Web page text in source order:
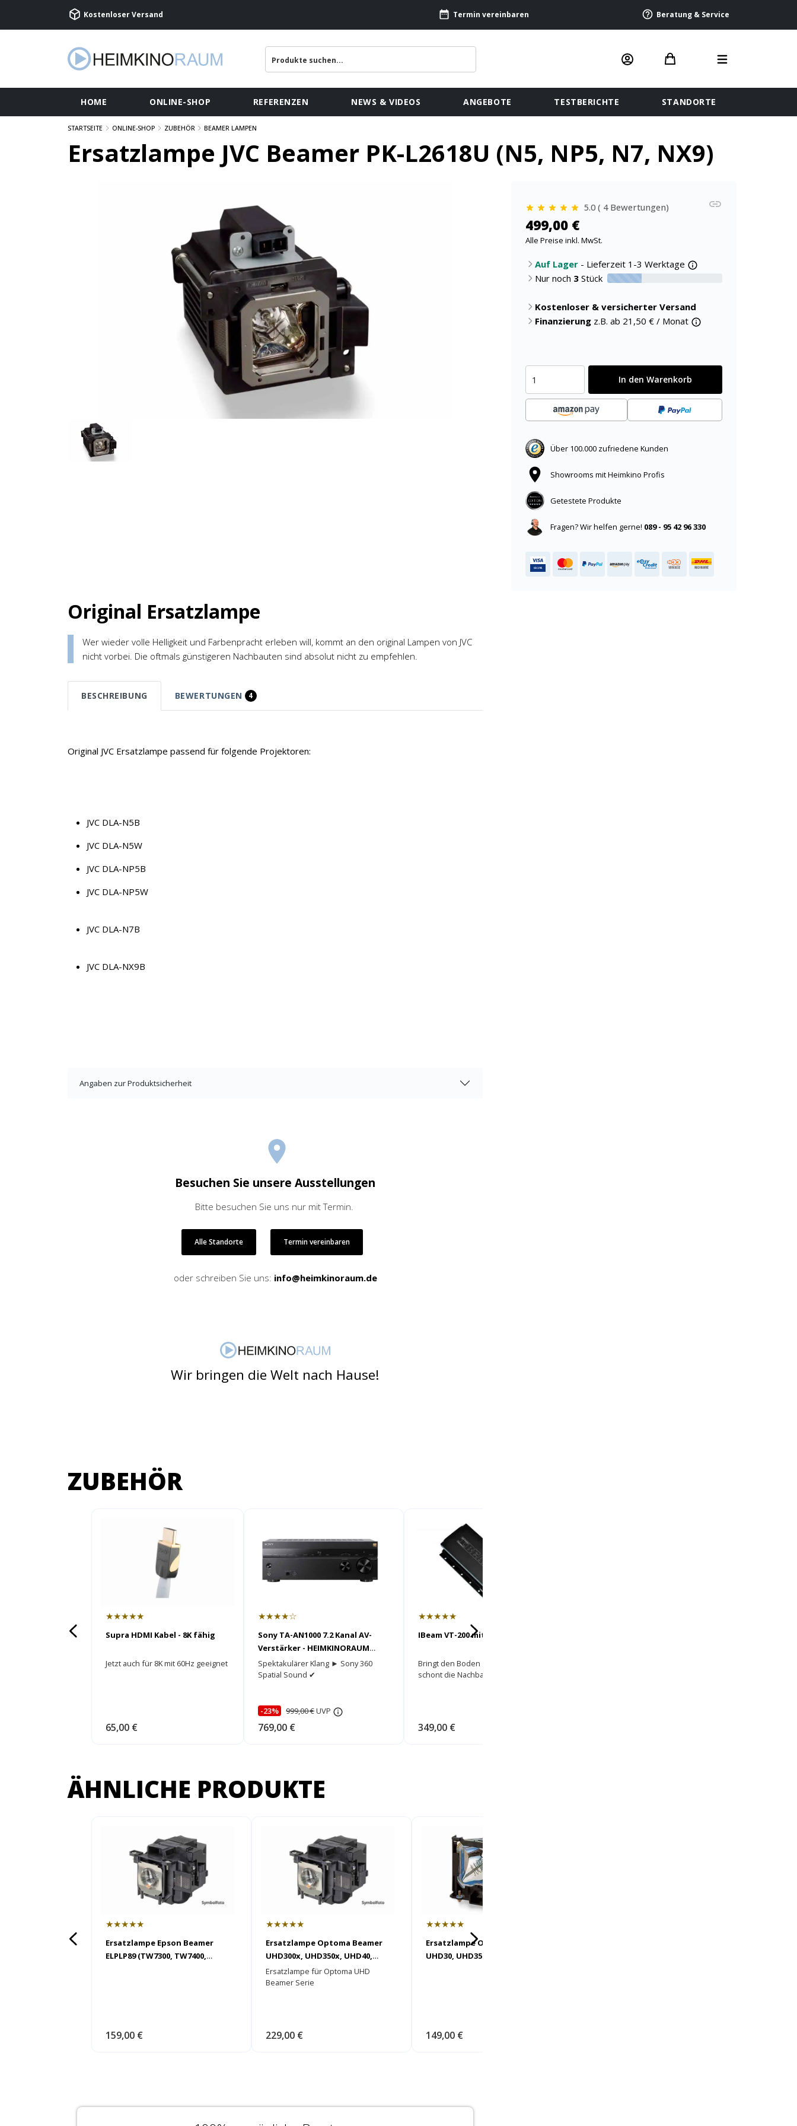
Kostenloser Versand Termin vereinbaren Beratung & Service
HOME ONLINE-SHOP REFERENZEN NEWS & VIDEOS ANGEBOTE TESTBERICHTE STANDORTE
STARTSEITE ONLINE-SHOP ZUBEHÖR BEAMER LAMPEN
Ersatzlampe JVC Beamer PK-L2618U (N5, NP5, N7, NX9)
5.0 ( 4 Bewertungen)
499,00 €
Alle Preise inkl. MwSt.
Auf Lager - Lieferzeit 1-3 Werktage
Nur noch 3 Stück 30% verfügbar
Kostenloser & versicherter Versand
Finanzierung z.B. ab 21,50 € / Monat
In den Warenkorb
Über 100.000 zufriedene Kunden
Showrooms mit Heimkino Profis
Getestete Produkte
Fragen? Wir helfen gerne! 089 - 95 42 96 330
Original Ersatzlampe
Wer wieder volle Helligkeit und Farbenpracht erleben will, kommt an den original Lampen von JVC
nicht vorbei. Die oftmals günstigeren Nachbauten sind absolut nicht zu empfehlen.
BESCHREIBUNG BEWERTUNGEN 4
Original JVC Ersatzlampe passend für folgende Projektoren:
JVC DLA-N5B
JVC DLA-N5W
JVC DLA-NP5B
JVC DLA-NP5W
JVC DLA-N7B
JVC DLA-NX9B
Angaben zur Produktsicherheit
Besuchen Sie unsere Ausstellungen
Bitte besuchen Sie uns nur mit Termin.
Alle Standorte Termin vereinbaren
oder schreiben Sie uns: info@heimkinoraum.de
Wir bringen die Welt nach Hause!
ZUBEHÖR
★★★★★
Supra HDMI Kabel - 8K fähig
Jetzt auch für 8K mit 60Hz geeignet
65,00 €
★★★★☆
Sony TA-AN1000 7.2 Kanal AV-
Verstärker - HEIMKINORAUM
Edition
Spektakulärer Klang ► Sony 360
Spatial Sound ✔
-23% 999,00 €UVP
769,00 €
★★★★★
IBeam VT-200 mit Anleitung
Bringt den Boden zum beben und
schont die Nachbarn
349,00 €
ÄHNLICHE PRODUKTE
★★★★★
Ersatzlampe Epson Beamer
ELPLP89 (TW7300, TW7400,
159,00 €
★★★★★
Ersatzlampe Optoma Beamer
UHD300x, UHD350x, UHD40,
UHD51, UHD51a, UHD51ALVe,
UHD550x, UHD60, UHD65,
Ersatzlampe für Optoma UHD
Beamer Serie
229,00 €
★★★★★
Ersatzlampe Optoma Beamer
UHD30, UHD35(x), UHD38(x),
149,00 €
×
Updates direkt in Ihr Postfach. Kostenlos und